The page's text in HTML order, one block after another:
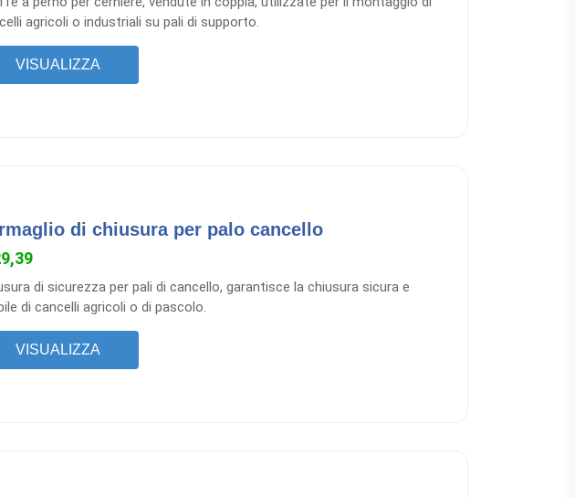
agricoli o industriali su pali di supporto.
VISUALIZZA
di chiusura per palo cancello
di sicurezza per pali di cancello, garantisce la chiusura sicura e
di cancelli agricoli o di pascolo.
VISUALIZZA